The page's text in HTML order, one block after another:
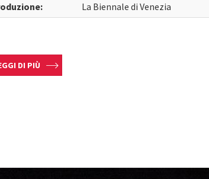
La Biennale di Venezia
DI PIÙ